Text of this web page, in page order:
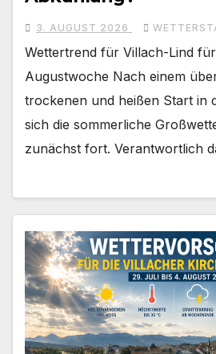
3. AUGUST 2026
Wettertrend für Villach-Lind
Augustwoche Nach einem
trockenen und heißen Start in
sich die sommerliche
zunächst fort. Verantwortlich